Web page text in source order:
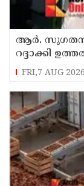
ആര്‍. സുഗതന്
റദ്ദാക്കി
FRI,7 AUG 2026